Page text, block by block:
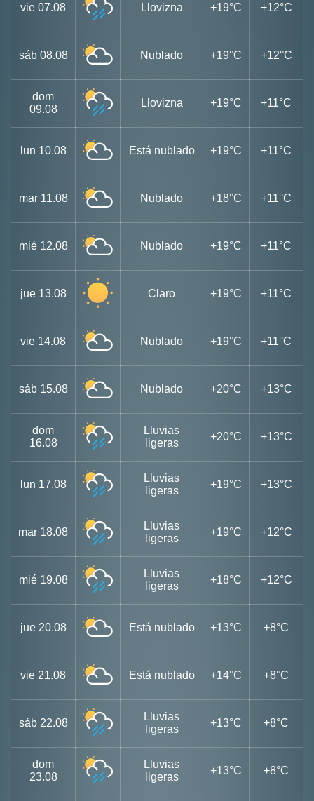
vie 07.08 Llovizna +19°C +12°C
sáb 08.08 Nublado +19°C +12°C
dom
09.08
Llovizna +19°C +11°C
lun 10.08 Está nublado +19°C +11°C
mar 11.08 Nublado +18°C +11°C
mié 12.08 Nublado +19°C +11°C
jue 13.08 Claro +19°C +11°C
vie 14.08 Nublado +19°C +11°C
sáb 15.08 Nublado +20°C +13°C
dom
16.08
Lluvias
ligeras
+20°C +13°C
lun 17.08
Lluvias
ligeras
+19°C +13°C
mar 18.08
Lluvias
ligeras
+19°C +12°C
mié 19.08
Lluvias
ligeras
+18°C +12°C
jue 20.08 Está nublado +13°C +8°C
vie 21.08 Está nublado +14°C +8°C
sáb 22.08
Lluvias
ligeras
+13°C +8°C
dom
23.08
Lluvias
ligeras
+13°C +8°C